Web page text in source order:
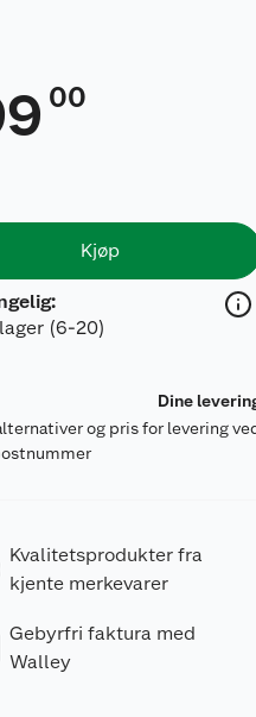
00
Kjøp
:
(6-20)
Dine
og pris for levering
Kvalitetsprodukter fra
kjente merkevarer
Gebyrfri faktura med
Walley